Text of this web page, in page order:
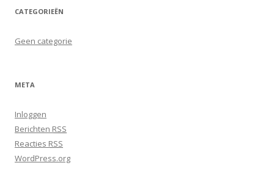
CATEGORIEËN
Geen categorie
META
Inloggen
Berichten RSS
Reacties RSS
WordPress.org